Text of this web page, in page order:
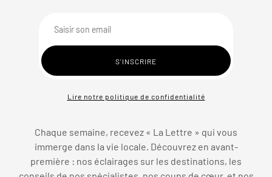
Lire notre politique de confidentialité
Chaque semaine, recevez « La Lettre » qui vous
immerge dans la vie locale. Découvrez en avant-
première : nos éclairages sur les destinations, les